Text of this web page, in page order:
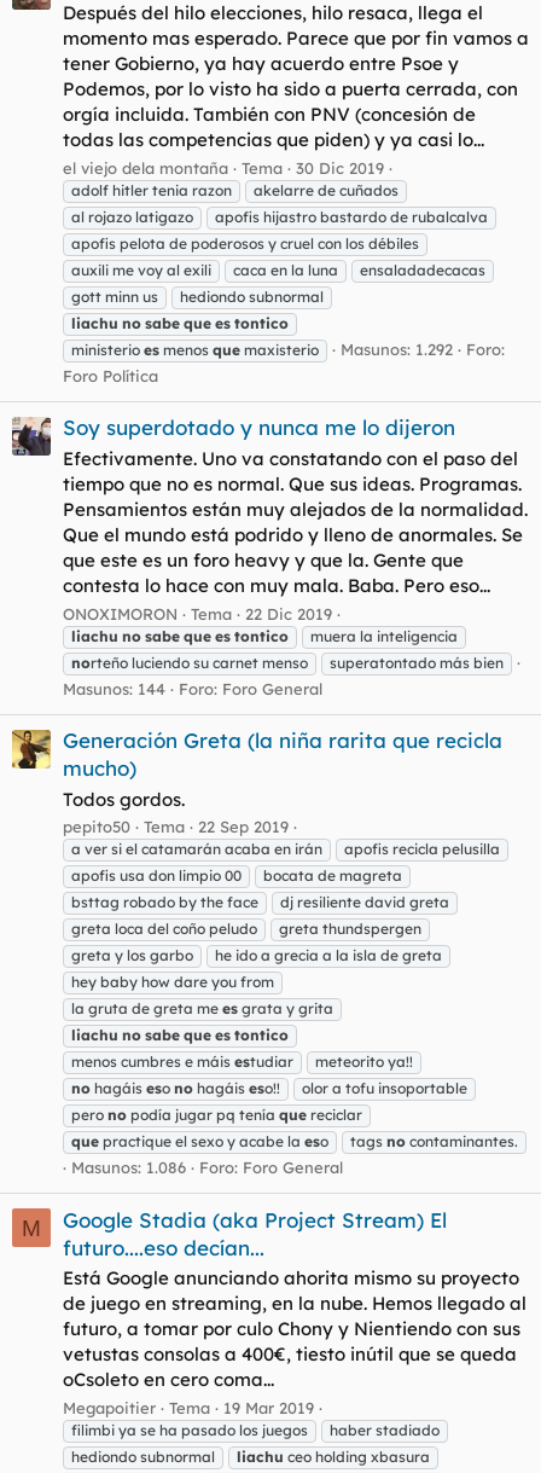
Después del hilo elecciones, hilo resaca, llega el
momento mas esperado. Parece que por fin vamos a
tener Gobierno, ya hay acuerdo entre Psoe y
Podemos, por lo visto ha sido a puerta cerrada, con
orgía incluida. También con PNV (concesión de
todas las competencias que piden) y ya casi lo...
el viejo dela montaña Tema 30 Dic 2019
adolf hitler tenia razon
akelarre de cuñados
al rojazo latigazo
apofis hijastro bastardo de rubalcalva
apofis pelota de poderosos y cruel con los débiles
auxili me voy al exili
caca en la luna
ensaladadecacas
gott minn us
hediondo subnormal
liachu no sabe que es tontico
ministerio es menos que maxisterio Masunos: 1.292
Foro:
Foro Política
Soy superdotado y nunca me lo dijeron
Efectivamente. Uno va constatando con el paso del
tiempo que no es normal. Que sus ideas. Programas.
Pensamientos están muy alejados de la normalidad.
Que el mundo está podrido y lleno de anormales. Se
que este es un foro heavy y que la. Gente que
contesta lo hace con muy mala. Baba. Pero eso...
ONOXIMORON Tema 22 Dic 2019
liachu no sabe que es tontico
muera la inteligencia
norteño luciendo su carnet menso superatontado más bien
Masunos: 144 Foro: Foro General
Generación Greta (la niña rarita que recicla
mucho)
Todos gordos.
pepito50 Tema 22 Sep 2019
a ver si el catamarán acaba en irán
apofis recicla pelusilla
apofis usa don limpio 00
bocata de magreta
bsttag robado by the face
dj resiliente david greta
greta loca del coño peludo
greta thundspergen
greta y los garbo
he ido a grecia a la isla de greta
hey baby how dare you from
la gruta de greta me es grata y grita
liachu no sabe que es tontico
menos cumbres e máis estudiar
meteorito ya!!
no hagáis eso no hagáis eso!!
olor a tofu insoportable
pero no podía jugar pq tenía que reciclar
que practique el sexo y acabe la eso tags no contaminantes.
Masunos: 1.086 Foro: Foro General
M
Google Stadia (aka Project Stream) El
futuro....eso decían...
Está Google anunciando ahorita mismo su proyecto
de juego en streaming, en la nube. Hemos llegado al
futuro, a tomar por culo Chony y Nientiendo con sus
vetustas consolas a 400€, tiesto inútil que se queda
oCsoleto en cero coma...
Megapoitier Tema 19 Mar 2019
filimbi ya se ha pasado los juegos
haber stadiado
hediondo subnormal
liachu ceo holding xbasura